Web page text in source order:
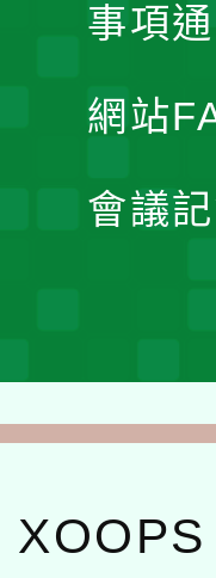
事項
網站
會議
XOOPS